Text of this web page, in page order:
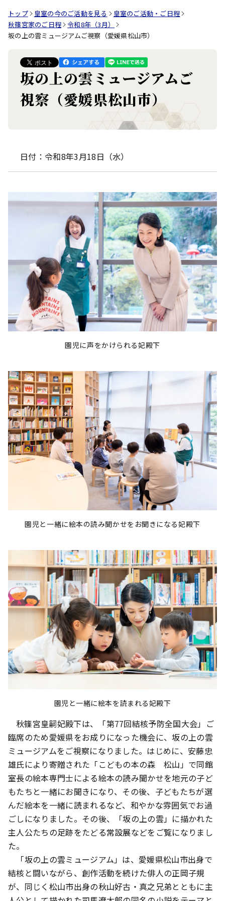
トップ 皇室の今のご活動を見る
皇室のご活動・ご日程
秋篠宮家のご日程
令和8年（3月）
坂の上の雲ミュージアムご視察（愛媛県松山市）
坂の上の雲ミュージアムご
視察（愛媛県松山市）
日付：令和8年3月18日（水）
園児に声をかけられる妃殿下
園児と一緒に絵本の読み聞かせをお聞きになる妃殿下
園児と一緒に絵本を読まれる妃殿下
秋篠宮皇嗣妃殿下は、「第77回結核予防全国大会」ご
臨席のため愛媛県をお成りになった機会に、坂の上の雲
ミュージアムをご視察になりました。はじめに、安藤忠
雄氏により寄贈された「こどもの本の森 松山」で同館
室長の絵本専門士による絵本の読み聞かせを地元の子ど
もたちと一緒にお聞きになり、その後、子どもたちが選
んだ絵本を一緒に読まれるなど、和やかな雰囲気でお過
ごしになりました。その後、「坂の上の雲」に描かれた
主人公たちの足跡をたどる常設展などをご覧になりまし
た。
「坂の上の雲ミュージアム」は、愛媛県松山市出身で
結核と闘いながら、創作活動を続けた俳人の正岡子規
が、同じく松山市出身の秋山好古・真之兄弟とともに主